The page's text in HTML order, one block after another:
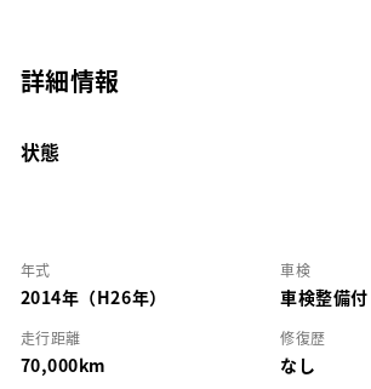
詳細情報
状態
年式
2014年（H26年）
車検
車検整備付
走行距離
70,000km
修復歴
なし